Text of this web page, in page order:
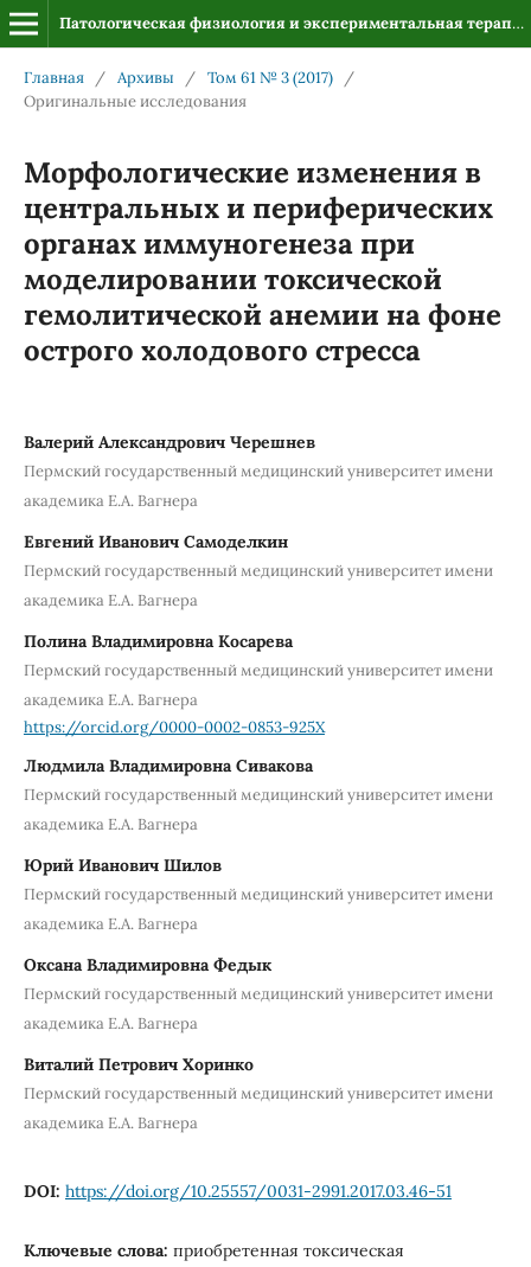
Патологическая физиология и экспериментальная терапия
Главная / Архивы / Том 61 № 3 (2017)
/
Оригинальные исследования
Морфологические изменения в
центральных и периферических
органах иммуногенеза при
моделировании токсической
гемолитической анемии на фоне
острого холодового стресса
Валерий Александрович Черешнев
Пермский государственный медицинский университет имени
академика Е.А. Вагнера
Евгений Иванович Самоделкин
Пермский государственный медицинский университет имени
академика Е.А. Вагнера
Полина Владимировна Косарева
Пермский государственный медицинский университет имени
академика Е.А. Вагнера
https://orcid.org/0000-0002-0853-925X
Людмила Владимировна Сивакова
Пермский государственный медицинский университет имени
академика Е.А. Вагнера
Юрий Иванович Шилов
Пермский государственный медицинский университет имени
академика Е.А. Вагнера
Оксана Владимировна Федык
Пермский государственный медицинский университет имени
академика Е.А. Вагнера
Виталий Петрович Хоринко
Пермский государственный медицинский университет имени
академика Е.А. Вагнера
DOI: https://doi.org/10.25557/0031-2991.2017.03.46-51
Ключевые слова: приобретенная токсическая